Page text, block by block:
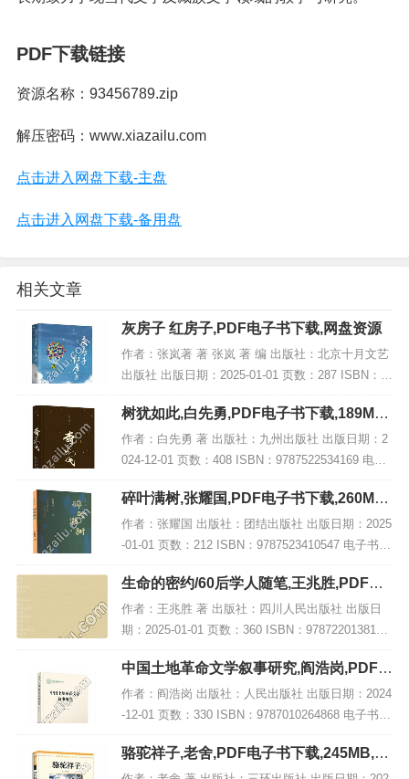
PDF下载链接
资源名称：93456789.zip
解压密码：www.xiazailu.com
点击进入网盘下载-主盘
点击进入网盘下载-备用盘
相关文章
灰房子 红房子,PDF电子书下载,网盘资源
作者：张岚著 著 张岚 著 编 出版社：北京十月文艺
出版社 出版日期：2025-01-01 页数：287 ISBN：9
787530224533 电子书大小：215MB [高清扫描版P
DF格式]...
树犹如此,白先勇,PDF电子书下载,189MB,
网盘资源
作者：白先勇 著 出版社：九州出版社 出版日期：2
024-12-01 页数：408 ISBN：9787522534169 电子
书大小：189MB [高清扫描版PDF格式] 内容简介
《树犹如...
碎叶满树,张耀国,PDF电子书下载,260MB,
网盘资源
作者：张耀国 出版社：团结出版社 出版日期：2025
-01-01 页数：212 ISBN：9787523410547 电子书大
小：260MB [高清扫描版PDF格式] 内容简介 《碎叶
满树》...
生命的密约/60后学人随笔,王兆胜,PDF电
子书网盘下载
作者：王兆胜 著 出版社：四川人民出版社 出版日
期：2025-01-01 页数：360 ISBN：9787220138164
电子书大小：230MB [高清扫描版PDF格式] 内容简
介 探索...
中国土地革命文学叙事研究,阎浩岗,PDF电
子书下载,网盘资源
作者：阎浩岗 出版社：人民出版社 出版日期：2024
-12-01 页数：330 ISBN：9787010264868 电子书大
小：196MB [高清扫描版PDF格式] 内容简介 土地革
命（涵...
骆驼祥子,老舍,PDF电子书下载,245MB,网
盘资源